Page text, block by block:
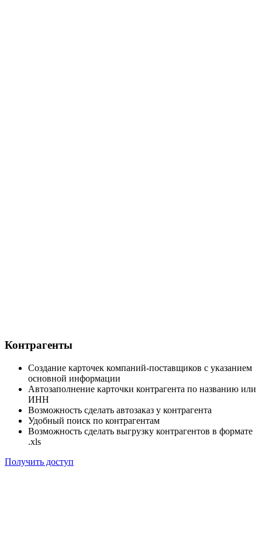
Контрагенты
Создание карточек компаний-поставщиков с указанием
основной информации
Автозаполнение карточки контрагента по названию или
ИНН
Возможность сделать автозаказ у контрагента
Удобный поиск по контрагентам
Возможность сделать выгрузку контрагентов в формате
.xls
Получить доступ